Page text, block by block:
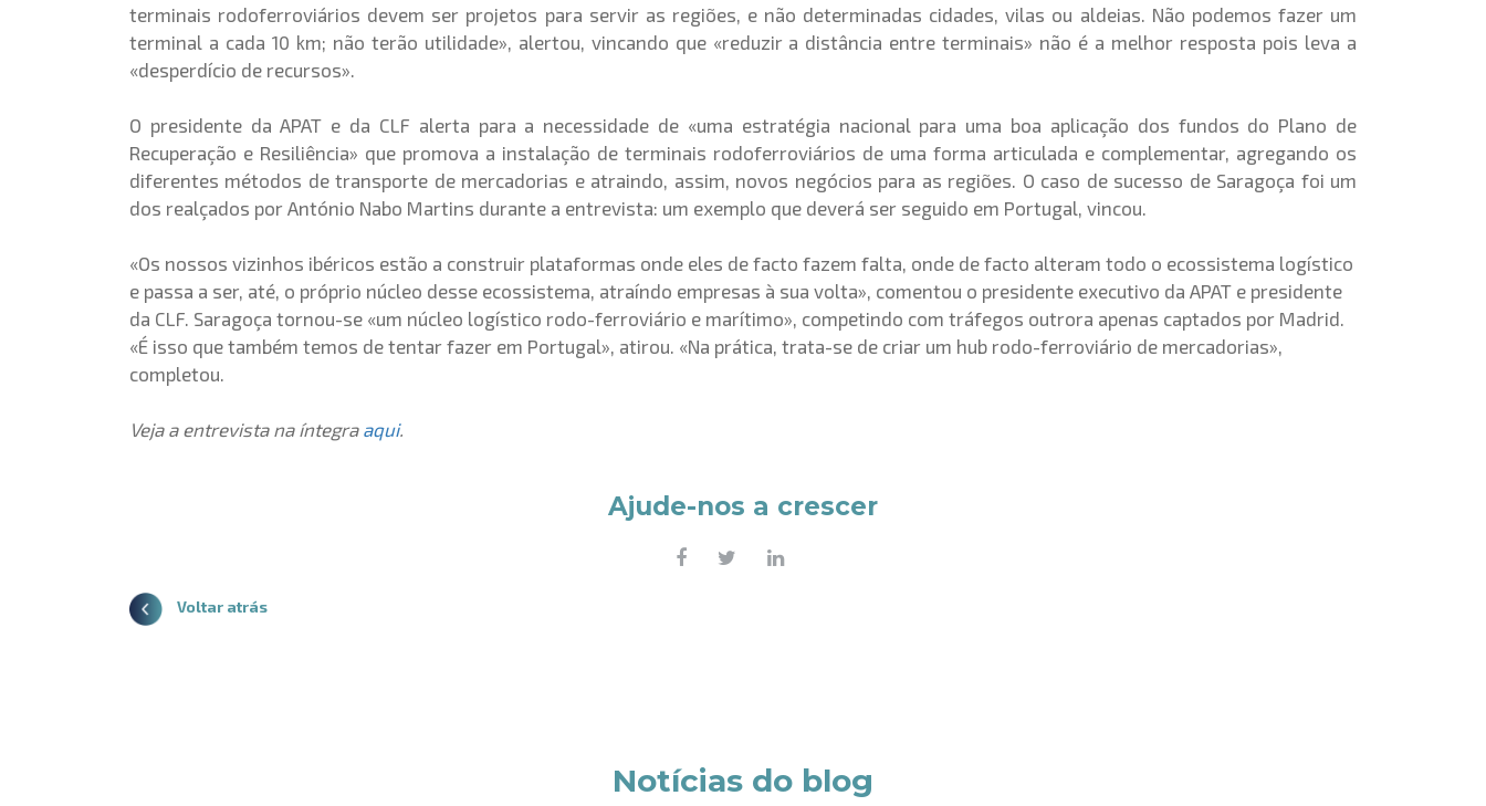
terminais rodoferroviários devem ser projetos para servir as regiões, e não determinadas cidades, vilas ou aldeias. Não podemos fazer um
terminal a cada 10 km; não terão utilidade», alertou, vincando que «reduzir a distância entre terminais» não é a melhor resposta pois leva a
«desperdício de recursos».
O presidente da APAT e da CLF alerta para a necessidade de «uma estratégia nacional para uma boa aplicação dos fundos do Plano de
Recuperação e Resiliência» que promova a instalação de terminais rodoferroviários de uma forma articulada e complementar, agregando os
diferentes métodos de transporte de mercadorias e atraindo, assim, novos negócios para as regiões. O caso de sucesso de Saragoça foi um
dos realçados por António Nabo Martins durante a entrevista: um exemplo que deverá ser seguido em Portugal, vincou.
«Os nossos vizinhos ibéricos estão a construir plataformas onde eles de facto fazem falta, onde de facto alteram todo o ecossistema logístico
e passa a ser, até, o próprio núcleo desse ecossistema, atraíndo empresas à sua volta», comentou o presidente executivo da APAT e presidente
da CLF. Saragoça tornou-se «um núcleo logístico rodo-ferroviário e marítimo», competindo com tráfegos outrora apenas captados por Madrid.
«É isso que também temos de tentar fazer em Portugal», atirou. «Na prática, trata-se de criar um hub rodo-ferroviário de mercadorias»,
completou.
Veja a entrevista na íntegra aqui.
Ajude-nos a crescer
Voltar atrás
Notícias do blog